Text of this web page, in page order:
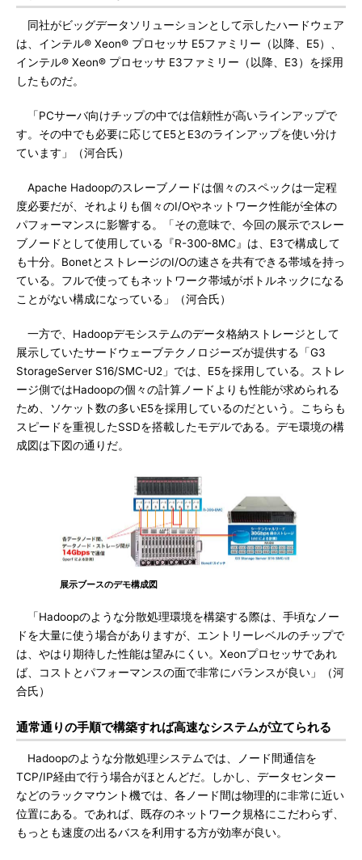
同社がビッグデータソリューションとして示したハードウェア
は、インテル® Xeon® プロセッサ E5ファミリー（以降、E5）、
インテル® Xeon® プロセッサ E3ファミリー（以降、E3）を採用
したものだ。
「PCサーバ向けチップの中では信頼性が高いラインアップで
す。その中でも必要に応じてE5とE3のラインアップを使い分け
ています」（河合氏）
Apache Hadoopのスレーブノードは個々のスペックは一定程
度必要だが、それよりも個々のI/Oやネットワーク性能が全体の
パフォーマンスに影響する。「その意味で、今回の展示でスレー
ブノードとして使用している『R-300-8MC』は、E3で構成して
も十分。BonetとストレージのI/Oの速さを共有できる帯域を持っ
ている。フルで使ってもネットワーク帯域がボトルネックになる
ことがない構成になっている」（河合氏）
一方で、Hadoopデモシステムのデータ格納ストレージとして
展示していたサードウェーブテクノロジーズが提供する「G3
StorageServer S16/SMC-U2」では、E5を採用している。ストレ
ージ側ではHadoopの個々の計算ノードよりも性能が求められる
ため、ソケット数の多いE5を採用しているのだという。こちらも
スピードを重視したSSDを搭載したモデルである。デモ環境の構
成図は下図の通りだ。
展示ブースのデモ構成図
「Hadoopのような分散処理環境を構築する際は、手頃なノー
ドを大量に使う場合がありますが、エントリーレベルのチップで
は、やはり期待した性能は望みにくい。Xeonプロセッサであれ
ば、コストとパフォーマンスの面で非常にバランスが良い」（河
合氏）
通常通りの手順で構築すれば高速なシステムが立てられる
Hadoopのような分散処理システムでは、ノード間通信を
TCP/IP経由で行う場合がほとんどだ。しかし、データセンター
などのラックマウント機では、各ノード間は物理的に非常に近い
位置にある。であれば、既存のネットワーク規格にこだわらず、
もっとも速度の出るバスを利用する方が効率が良い。